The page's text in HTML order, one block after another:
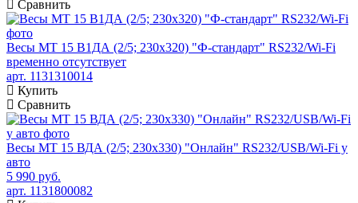
Сравнить
Весы МТ 15 В1ДА (2/5; 230х320) "Ф-стандарт" RS232/Wi-Fi
временно отсутствует
арт. 1131310014
Купить
Сравнить
Весы МТ 15 ВДА (2/5; 230х330) "Онлайн" RS232/USB/Wi-Fi у
авто
5 990 руб.
арт. 1131800082